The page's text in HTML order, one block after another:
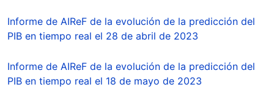
Informe de AIReF de la evolución de la predicción del
PIB en tiempo real el 28 de abril de 2023
Informe de AIReF de la evolución de la predicción del
PIB en tiempo real el 18 de mayo de 2023